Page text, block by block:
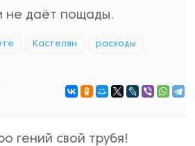
не даёт пощады.
Кастелян расходы
гений свой трубя!